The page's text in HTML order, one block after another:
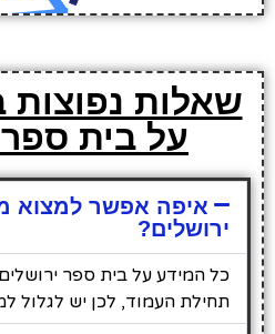
שאלות נפוצות
על בית ספר
איפה אפשר למצוא
ירושלים?
כל המידע על בית ספר
תחילת העמוד, לכן יש לגלול